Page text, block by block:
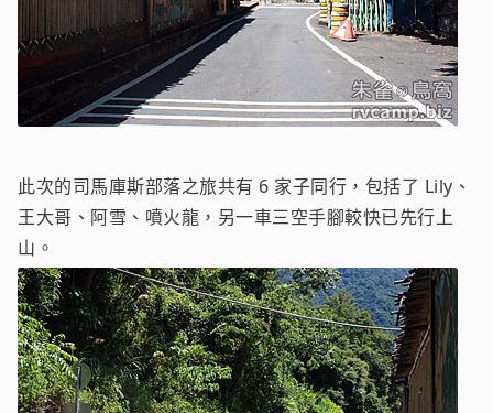
此次的司馬庫斯部落之旅共有 6 家子同行，包括了 Lily、
王大哥、阿雪、噴火龍，另一車三空手腳較快已先行上
山。